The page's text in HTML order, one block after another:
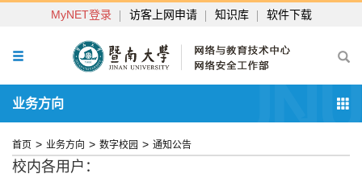
MyNET登录 访客上网申请 知识库 软件下载
业务方向
首页 > 业务方向 > 数字校园 > 通知公告
校内各用户：